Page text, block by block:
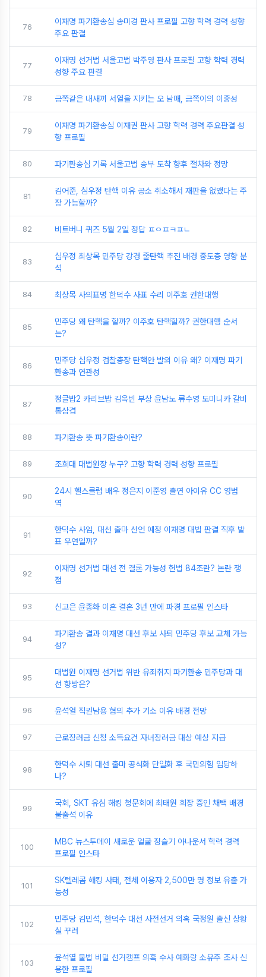
76
이재명 파기환송심 송미경 판사 프로필 고향 학력 경력 성향
주요 판결
77
이재명 선거법 서울고법 박주영 판사 프로필 고향 학력 경력
성향 주요 판결
78 금쪽같은 내새끼 서열을 지키는 오 남매, 금쪽이의 이중성
79
이재명 파기환송심 이재권 판사 고향 학력 경력 주요판결 성
향 프로필
80 파기환송심 기록 서울고법 송부 도착 향후 절차와 정망
81
김어준, 심우정 탄핵 이유 공소 취소해서 재판을 없앴다는 주
장 가능할까?
82 비트버니 퀴즈 5월 2일 정답 ㅍㅇㅍㅋㅍㄴ
83
심우정 최상목 민주당 강경 줄탄핵 추진 배경 중도층 영향 분
석
84 최상목 사의표명 한덕수 사표 수리 이주호 권한대행
85
민주당 왜 탄핵을 할까? 이주호 탄핵할까? 권한대행 순서
는?
86
민주당 심우정 검찰총장 탄핵안 발의 이유 왜? 이재명 파기
환송과 연관성
87
정글밥2 카리브밥 김옥빈 부상 윤남노 류수영 도미니카 갈비
통삼겹
88 파기환송 뜻 파기환송이란?
89 조희대 대법원장 누구? 고향 학력 경력 성향 프로필
90
24시 헬스클럽 배우 정은지 이준영 출연 아이유 CC 영범
역
91
한덕수 사임, 대선 출마 선언 예정 이재명 대법 판결 직후 발
표 우연일까?
92
이재명 선거법 대선 전 결론 가능성 헌법 84조란? 논란 쟁
점
93 신고은 윤종화 이혼 결혼 3년 만에 파경 프로필 인스타
94
파기환송 결과 이재명 대선 후보 사퇴 민주당 후보 교체 가능
성?
95
대법원 이재명 선거법 위반 유죄취지 파기환송 민주당과 대
선 향방은?
96 윤석열 직권남용 혐의 추가 기소 이유 배경 전망
97 근로장려금 신청 소득요건 자녀장려금 대상 예상 지급
98
한덕수 사퇴 대선 출마 공식화 단일화 후 국민의힘 입당하
나?
99
국회, SKT 유심 해킹 청문회에 최태원 회장 증인 채택 배경
불출석 이유
100
MBC 뉴스투데이 새로운 얼굴 정슬기 아나운서 학력 경력
프로필 인스타
101
SK텔레콤 해킹 사태, 전체 이용자 2,500만 명 정보 유출 가
능성
102
민주당 김민석, 한덕수 대선 사전선거 의혹 국정원 출신 상황
실 꾸려
103
윤석열 불법 비밀 선거캠프 의혹 수사 예화랑 소유주 조사 신
용한 프로필